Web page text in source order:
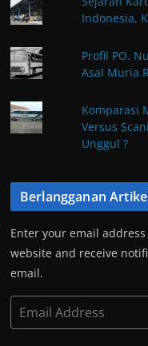
Indonesia,
Profil PO.
Asal Muria
Komparasi
Versus
Unggul ?
Berlangganan
Enter your email
website and receive
email.
m